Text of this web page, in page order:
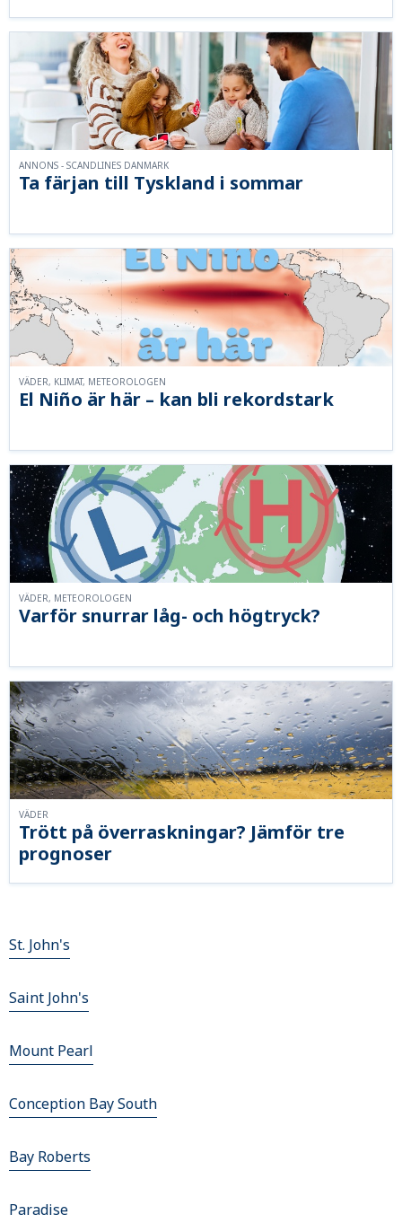
Ta färjan till Tyskland i sommar
ANNONS - SCANDLINES DANMARK
El Niño är här – kan bli rekordstark
VÄDER, KLIMAT, METEOROLOGEN
Varför snurrar låg- och högtryck?
VÄDER, METEOROLOGEN
Trött på överraskningar? Jämför tre
prognoser
VÄDER
St. John's
Saint John's
Mount Pearl
Conception Bay South
Bay Roberts
Paradise